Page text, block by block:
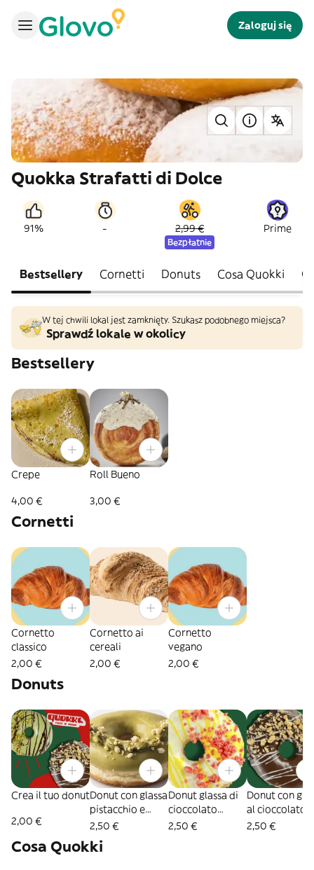
Zaloguj się
Quokka Strafatti di Dolce
91% - 2,99 €
Bezpłatnie
Prime
Bestsellery Cornetti Donuts Cosa Quokki
W tej chwili lokal jest zamknięty. Szukasz podobnego miejsca?
Sprawdź lokale w okolicy
Bestsellery
Crepe
4,00 €
Roll Bueno
3,00 €
Cornetti
Cornetto
classico
2,00 €
Cornetto ai
cereali
2,00 €
Cornetto
vegano
2,00 €
Donuts
Crea il tuo donut
2,00 €
Donut con glassa
pistacchio e
granella di
2,50 €
Donut glassa di
cioccolato
bianco e
2,50 €
Donut con
al cioccolato e
crumble
2,50 €
Cosa Quokki